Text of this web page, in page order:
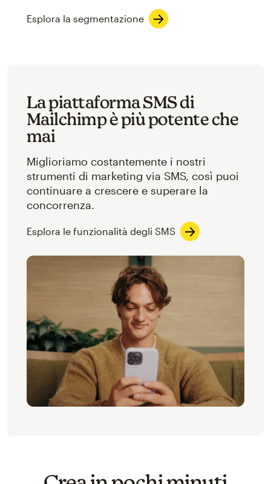
Esplora la segmentazione
La piattaforma SMS di
Mailchimp è più potente che
mai
Miglioriamo costantemente i nostri
strumenti di marketing via SMS, così puoi
continuare a crescere e superare la
concorrenza.
Esplora le funzionalità degli SMS